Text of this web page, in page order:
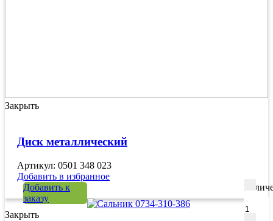
Закрыть
Диск металлический
Артикул: 0501 348 023
Добавить в избранное
Добавить к
заказу
Закрыть